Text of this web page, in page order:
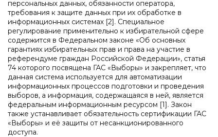
персональных данных, обязанности оператора,
требования к защите данных при их обработке в
информационных системах [2]. Специальное
регулирование применительно к избирательной сфере
содержится в Федеральном законе «Об основных
гарантиях избирательных прав и права на участие в
референдуме граждан Российской Федерации», статья
74 которого посвящена ГАС «Выборы» и закрепляет, что
данная система используется для автоматизации
информационных процессов подготовки и проведения
выборов, а информация, содержащаяся в ней, является
федеральным информационным ресурсом [1]. Закон
также устанавливает обязательность сертификации ГАС
«Выборы» и её защиты от несанкционированного
доступа.